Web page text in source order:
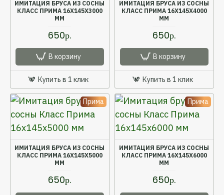
ИМИТАЦИЯ БРУСА ИЗ СОСНЫ
КЛАСС ПРИМА 16X145X3000
ММ
650р.
В корзину
Купить в 1 клик
ИМИТАЦИЯ БРУСА ИЗ СОСНЫ
КЛАСС ПРИМА 16X145X4000
ММ
650р.
В корзину
Купить в 1 клик
Прима
ИМИТАЦИЯ БРУСА ИЗ СОСНЫ
КЛАСС ПРИМА 16X145X5000
ММ
650р.
Прима
ИМИТАЦИЯ БРУСА ИЗ СОСНЫ
КЛАСС ПРИМА 16X145X6000
ММ
650р.